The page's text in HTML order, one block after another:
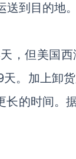
送到目的地。
，但美国西
天。加上卸
长的时间。